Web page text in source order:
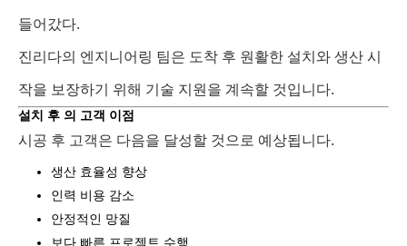
들어갔다.
진리다의 엔지니어링 팀은 도착 후 원활한 설치와 생산 시
작을 보장하기 위해 기술 지원을 계속할 것입니다.
설치 후 의 고객 이점
시공 후 고객은 다음을 달성할 것으로 예상됩니다.
생산 효율성 향상
인력 비용 감소
안정적인 망질
보다 빠른 프로젝트 수행